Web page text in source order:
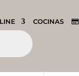
COCINAS